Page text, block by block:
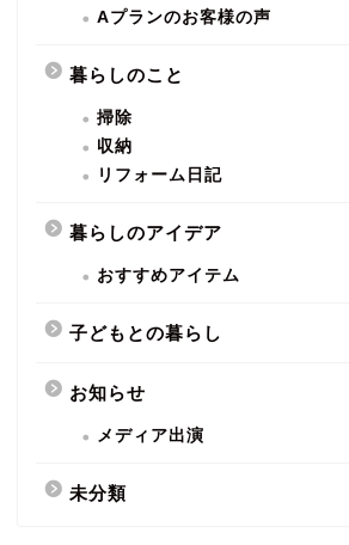
Aプランのお客様の声
暮らしのこと
掃除
収納
リフォーム日記
暮らしのアイデア
おすすめアイテム
子どもとの暮らし
お知らせ
メディア出演
未分類